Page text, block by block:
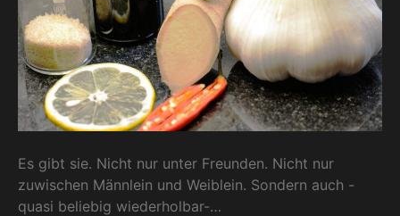
Es gibt sie. Nicht nur unter Freunden. Nicht nur
zuwischen Männlein und Weiblein. Sondern auch -
quasi beliebig wiederholbar-…